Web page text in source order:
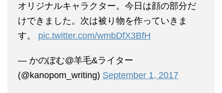
オリジナルキャラクター。今日は顔の部分だ
けできました。次は被り物を作っていきま
す。 pic.twitter.com/wmbDfX3BfH
— かのぽむ@羊毛&ライター
(@kanopom_writing) September 1, 2017